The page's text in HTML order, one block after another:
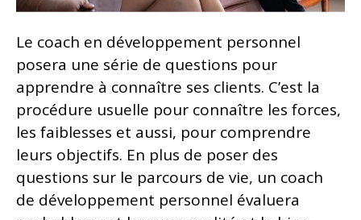
Le coach en développement personnel
posera une série de questions pour
apprendre à connaître ses clients. C’est la
procédure usuelle pour connaître les forces,
les faiblesses et aussi, pour comprendre
leurs objectifs. En plus de poser des
questions sur le parcours de vie, un coach
de développement personnel évaluera